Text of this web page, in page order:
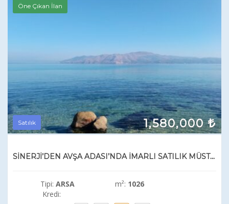
Öne Çıkan İlan
1,580,000
Satılık
SİNERJİ’DEN AVŞA ADASI’NDA İMARLI SATILIK MÜSTAKİL ARSA
Tipi:ARSA m²: 1026
Kredi: